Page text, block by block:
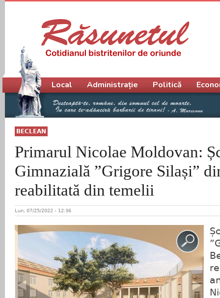
BECLEAN
Primarul Nicolae Moldovan:
Gimnazială ”Grigore Silași”
reabilitată din temelii
Lun, 07/25/2022 - 12:36
Meniu principal
Local Administrație Politică